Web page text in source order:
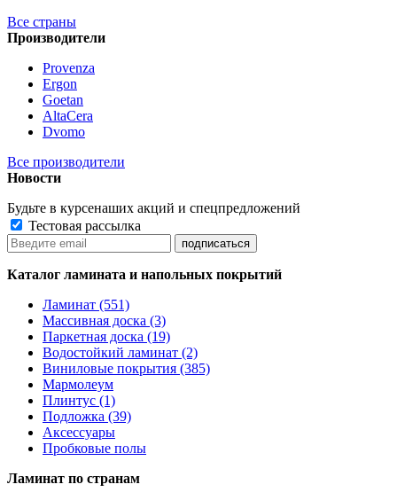
Все страны
Производители
Provenza
Ergon
Goetan
AltaСera
Dvomo
Все производители
Новости
Будьте в курсенаших акций и спецпредложений
Тестовая рассылка
Каталог ламината и напольных покрытий
Ламинат (551)
Массивная доска (3)
Паркетная доска (19)
Водостойкий ламинат (2)
Виниловые покрытия (385)
Мармолеум
Плинтус (1)
Подложка (39)
Аксессуары
Пробковые полы
Ламинат по странам